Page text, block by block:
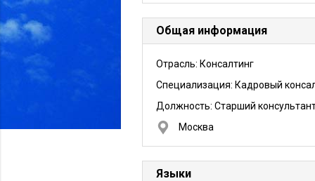
Общая информация
Отрасль: Консалтинг
Специализация: Кадровый
Должность: Старший
Москва
Языки